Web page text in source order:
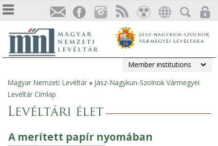
Member institutions
You
are
Magyar Nemzeti Levéltár » Jász-Nagykun-Szolnok Vármegyei
Levéltár Címlap
Levéltári élet
A merített papír nyomában